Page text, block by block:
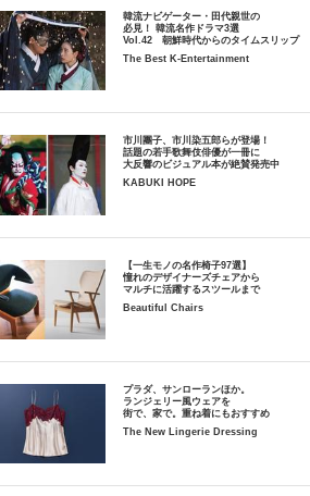
韓流ナビゲーター・田代親世の
必見！ 韓流名作ドラマ3選
Vol.42 朝鮮時代からのタイムスリップ
The Best K-Entertainment
市川團子、市川染五郎らが登場！
話題の若手歌舞伎俳優が一冊に
大反響のビジュアル本が絶賛発売中
KABUKI HOPE
【一生モノの名作椅子97選】
憧れのデザイナーズチェアから
マルチに活躍するスツールまで
Beautiful Chairs
プラダ、サンローランほか。
ランジェリー風ウェアを
街で、家で。重ね着にもおすすめ
The New Lingerie Dressing